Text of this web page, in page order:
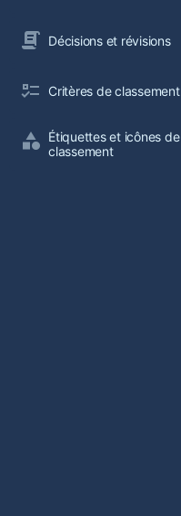
Décisions et révisions
Critères de classement
Étiquettes et icônes de
classement